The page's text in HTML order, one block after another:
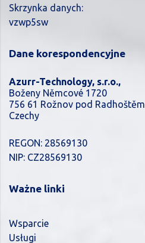
Skrzynka danych:
vzwp5sw
Dane korespondencyjne
Azurr-Technology, s.r.o.,
Boženy Němcové 1720
756 61 Rožnov pod Radhoštěm
Czechy
REGON: 28569130
NIP: CZ28569130
Ważne linki
Wsparcie
Usługi